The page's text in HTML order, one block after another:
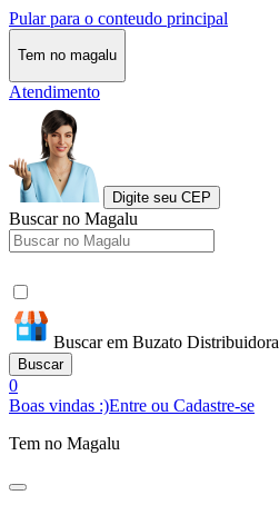
Pular para o conteudo principal
Tem no magalu
Atendimento
Digite seu CEP
Buscar no Magalu
Buscar em Buzato Distribuidora
Buscar
0
Boas vindas :)Entre ou Cadastre-se
Tem no Magalu